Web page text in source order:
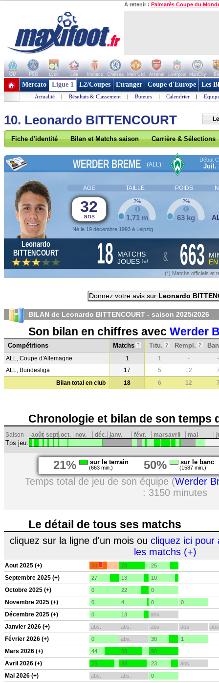
A retenir : Palmarès Coupe du
OM PSG Lyon Lille Monaco Chelsea Man Utd Arsenal Liverpool ManCity
+ de clubs
Mercato Ligue 1 L2/Coupes Etranger Coupe d'Europe Les
Actualité | Résultats & Classement | Buteurs | Calendrier |
10. Leonardo BITTENCOURT
Fiche d'identité Bilan et Matchs saison Carrière & Sélections
WERDER BREME (ALL)
Début
Juil.
AGE TAILLE POIDS
32
ans
Né le 19 décembre 1993 à Leipzig
1,71 m
2%
63 kg
2%
Leonardo
BITTENCOURT
18 MATCHS
JOUES (*) & 663
(*) Matchs officiels et
Donnez votre avis sur Leonardo
BILAN de Leonardo BITTENCOURT - saison 2025/2026
Son bilan en chiffres avec Werder
Compétitions Matchs ? Titu. ? Rempl. ?
ALL, Coupe d'Allemagne 1 1 -
-
ALL, Bundesliga
17 5 12
Bilan total en club
18 6 12
Chronologie et bilan de son temps
Saison août sept.oct. nov. déc. janv. févr. marsavril mai
Tps jeu:
21% sur le terrain
(663 min.) 50% sur le banc
(1587 min.)
Temps total de jeu de son équipe (Werder
: 3150 minutes
Le détail de tous ses matchs
cliquez sur la ligne d'un mois ou cliquez ici pour
les matchs (+)
Aout 2025 (+) 54 78 25
Septembre 2025 (+) 27 13 10
Octobre 2025 (+) 0 22 0
Novembre 2025 (+) 0 4 0 0
Décembre 2025 (+) 0 13 abs.
Janvier 2026 (+) abs. abs. abs. abs.
Février 2026 (+) 0 abs. 30 1
Mars 2026 (+) 44 69 90
Avril 2026 (+) 76 84 23 abs.
Mai 2026 (+) abs. abs. 0